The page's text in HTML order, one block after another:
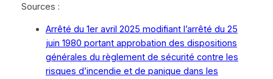
Sources :
Arrêté du 1er avril 2025 modifiant l’arrêté du 25
juin 1980 portant approbation des dispositions
générales du règlement de sécurité contre les
risques d’incendie et de panique dans les